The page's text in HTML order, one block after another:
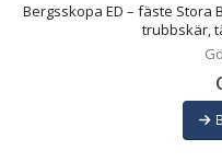
Bergsskopa ED – fäste Stora
trubbskär,